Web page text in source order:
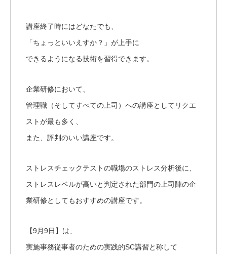
講座終了時にはどなたでも、
「ちょっといいえすか？」が上手に
できるようになる技術を習得できます。
企業研修において、
管理職（そしてすべての上司）への講座としてリクエ
ストが最も多く、
また、評判のいい講座です。
ストレスチェックテストの職場のストレス分析後に、
ストレスレベルが高いと判定された部門の上司陣の企
業研修としてもおすすめの講座です。
【9月9日】は、
実施事務従事者のための実践的SC講習と称して